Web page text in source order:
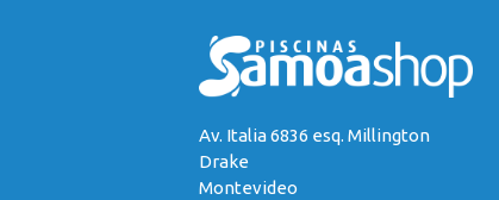
Av. Italia 6836 esq. Millington
Drake
Montevideo